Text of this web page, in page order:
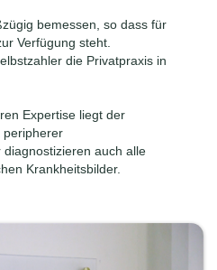
bemessen, so dass für
Verfügung steht.
die Privatpraxis in
Expertise liegt der
peripherer
auch alle
Krankheitsbilder.